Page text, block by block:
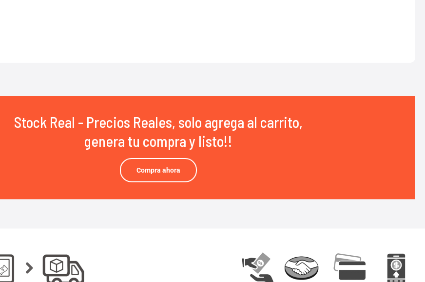
Stock Real - Precios Reales, solo agrega al carrito,
genera tu compra y listo!!
Compra ahora